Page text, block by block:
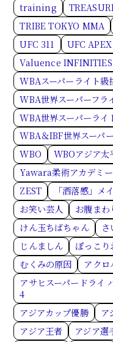
training
TRIBE TOKYO MMA
UFC 311
UFC APEX
Valuence INFINITIES
WBAスーパーライト級
WBA世界スーパーフラ
WBA世界スーパーライ
WBA＆IBF世界スーパ
WBO
WBOアジア太
Yawara柔術アカデミー
ZEST
「洒落感」メ
お笑い芸人
お腹まわ
けん玉ちばちゃん
さ
じんましん
ぽっこり
むくみの原因
アクロ
アサヒスーパードライ
4
アジアカップ優勝
ア
アジア王者
アジア選